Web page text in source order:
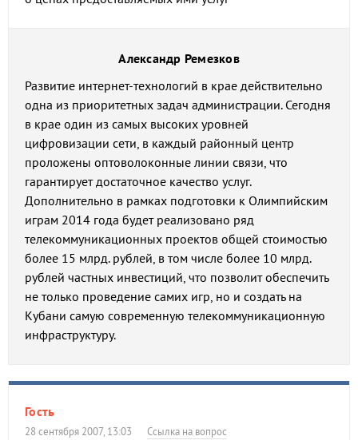
Александр Ремезков
Развитие интернет-технологий в крае действительно
одна из приоритетных задач администрации. Сегодня
в крае один из самых высоких уровней
цифровизации сети, в каждый районный центр
проложены оптоволоконные линии связи, что
гарантирует достаточное качество услуг.
Дополнительно в рамках подготовки к Олимпийским
играм 2014 года будет реализовано ряд
телекоммуникационных проектов общей стоимостью
более 15 млрд. рублей, в том числе более 10 млрд.
рублей частных инвестиций, что позволит обеспечить
не только проведение самих игр, но и создать на
Кубани самую современную телекоммуникационную
инфраструктуру.
Гость
28 сентября 2007, 13:03 Ссылка на вопрос